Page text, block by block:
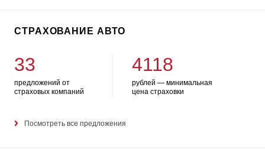
СТРАХОВАНИЕ АВТО
33
предложений от
страховых компаний
4118
рублей — минимальная
цена страховки
Посмотреть все предложения